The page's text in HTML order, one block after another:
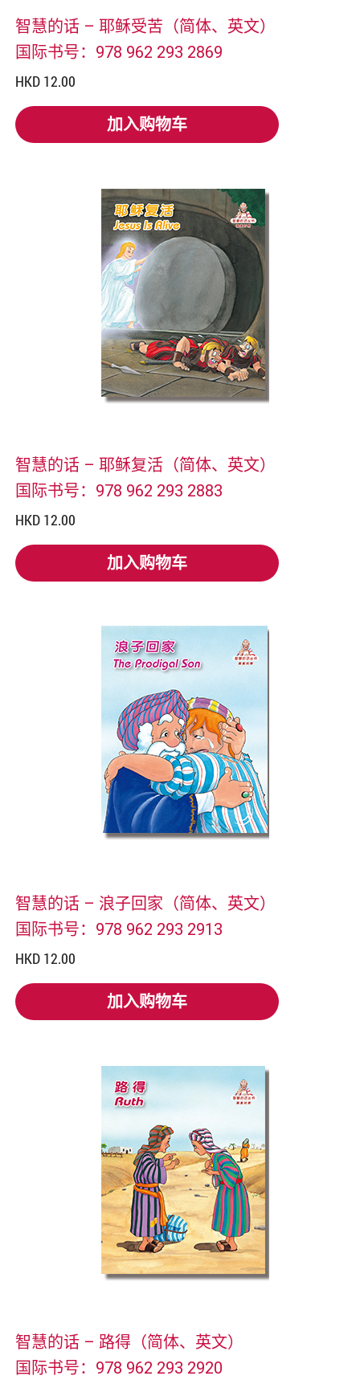
智慧的话 – 耶稣受苦（简体、英文）
国际书号：978 962 293 2869
HKD 12.00
加入购物车
加入购物车
智慧的话 – 耶稣复活（简体、英文）
国际书号：978 962 293 2883
HKD 12.00
加入购物车
加入购物车
智慧的话 – 浪子回家（简体、英文）
国际书号：978 962 293 2913
HKD 12.00
加入购物车
加入购物车
智慧的话 – 路得（简体、英文）
国际书号：978 962 293 2920